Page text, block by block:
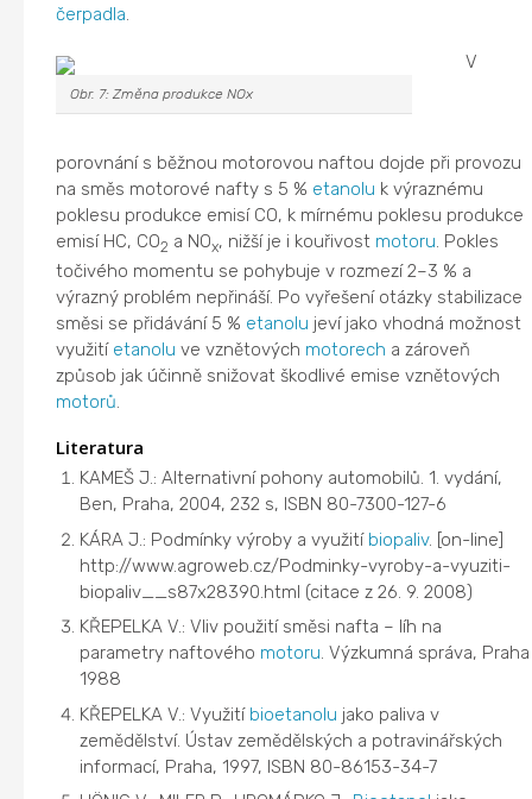
čerpadla.
Obr. 7: Změna produkce NOx
V
porovnání s běžnou motorovou naftou dojde při provozu
na směs motorové nafty s 5 % etanolu k výraznému
poklesu produkce emisí CO, k mírnému poklesu produkce
emisí HC, CO2 a NOx, nižší je i kouřivost motoru. Pokles
točivého momentu se pohybuje v rozmezí 2–3 % a
výrazný problém nepřináší. Po vyřešení otázky stabilizace
směsi se přidávání 5 % etanolu jeví jako vhodná možnost
využití etanolu ve vznětových motorech a zároveň
způsob jak účinně snižovat škodlivé emise vznětových
motorů.
Literatura
KAMEŠ J.: Alternativní pohony automobilů. 1. vydání,
Ben, Praha, 2004, 232 s, ISBN 80-7300-127-6
KÁRA J.: Podmínky výroby a využití biopaliv. [on-line]
http://www.agroweb.cz/Podminky-vyroby-a-vyuziti-
biopaliv__s87x28390.html (citace z 26. 9. 2008)
KŘEPELKA V.: Vliv použití směsi nafta – líh na
parametry naftového motoru. Výzkumná správa, Praha
1988
KŘEPELKA V.: Využití bioetanolu jako paliva v
zemědělství. Ústav zemědělských a potravinářských
informací, Praha, 1997, ISBN 80-86153-34-7